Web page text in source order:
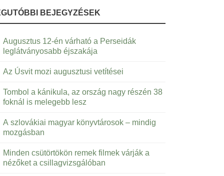
BEJEGYZÉSEK
Augusztus 12-én várható a Perseidák
leglátványosabb éjszakája
Az Úsvit mozi augusztusi vetítései
Tombol a kánikula, az ország nagy részén 38
foknál is melegebb lesz
A szlovákiai magyar könyvtárosok – mindig
mozgásban
Minden csütörtökön remek filmek várják a
nézőket a csillagvizsgálóban